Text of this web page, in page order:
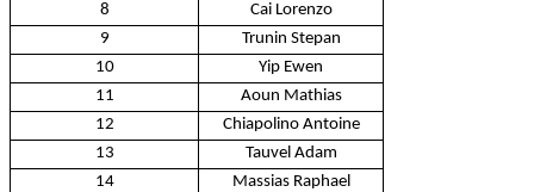
8
Cai Lorenzo
9
Trunin Stepan
10
Yip Ewen
11
Aoun Mathias
12
Chiapolino Antoine
13
Tauvel Adam
14
Massias Raphael